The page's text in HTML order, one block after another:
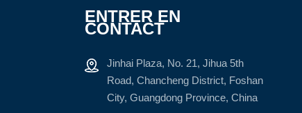
ENTRER EN
CONTACT
Jinhai Plaza, No. 21, Jihua 5th
Road, Chancheng District, Foshan
City, Guangdong Province, China